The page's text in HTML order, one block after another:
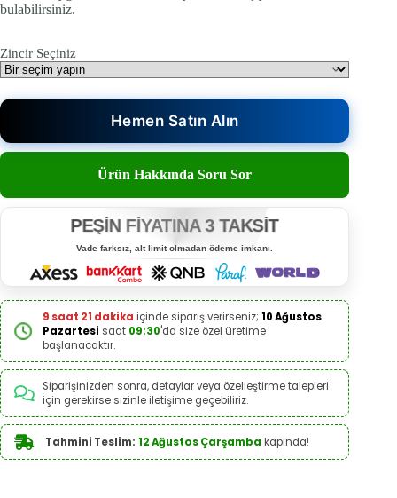
bulabilirsiniz.
Zincir Seçiniz
Hemen Satın Alın
Ürün Hakkında Soru Sor
PEŞİN FİYATINA 3 TAKSİT
Vade farksız, alt limit olmadan ödeme imkanı.
9 saat 21 dakika içinde sipariş verirseniz; 10 Ağustos
Pazartesi saat 09:30'da size özel üretime
başlanacaktır.
Siparişinizden sonra, detaylar veya özelleştirme talepleri
için gerekirse sizinle iletişime geçebiliriz.
Tahmini Teslim: 12 Ağustos Çarşamba kapında!